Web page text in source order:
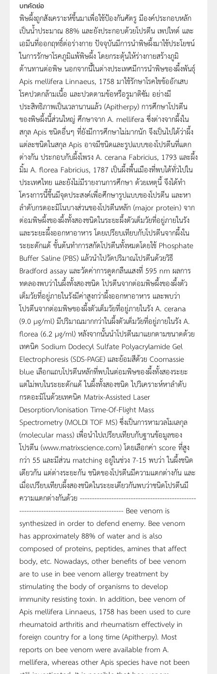
บทคัดย่อ
พิษผึ้งถูกสังเคราะห์ขึ้นมาเพื่อใช้ป้องกันศัตรู มีองค์ประกอบหลัก
เป็นน้ำประมาณ 88% และยังประกอบด้วยโปรตีน เพปไทด์ และ
เอมีนที่ออกฤทธิ์ต่อร่างกาย ปัจจุบันมีการนำพิษผึ้งมาใช้ประโยชน์
ในการรักษาโรคภูมิแพ้พิษผึ้ง โดยกระตุ้นให้ร่างกายสร้างภูมิ
ต้านทานต่อพิษ นอกจากนี้ในต่างประเทศมีการนำพิษของผึ้งพันธุ์
Apis mellifera Linnaeus, 1758 มาใช้รักษาโรคไขข้ออักเสบ
โรคปวดกล้ามเนื้อ และปวดตามข้อหรือรูมาติซัม อย่างมี
ประสิทธิภาพเป็นเวลานานแล้ว (Apitherpy) การศึกษาโปรตีน
ของพิษผึ้งนี้ส่วนใหญ่ ศึกษาจาก A. mellifera ซึ่งต่างจากผึ้งใน
สกุล Apis ชนิดอื่นๆ ที่ยังมีการศึกษาไม่มากนัก จึงเป็นไปได้ว่าผึ้ง
แต่ละชนิดในสกุล Apis อาจมีชนิดและรูปแบบของโปรตีนที่แตก
ต่างกัน ประกอบกับผึ้งโพรง A. cerana Fabricius, 1793 และผึ้ง
มิ้ม A. florea Fabricius, 1787 เป็นผึ้งพื้นเมืองที่พบได้ทั่วไปใน
ประเทศไทย และยังไม่มีรายงานการศึกษา ด้วยเหตุนี้ จึงได้ทำ
โครงการนี้ขึ้นมีจุดประสงค์เพื่อศึกษารูปแบบของโปรตีน และหา
ลำดับกรดอะมิโนบางส่วนของโปรตีนหลัก (major protein) จาก
ต่อมพิษผึ้งของผึ้งทั้งสองชนิดในระยะผึ้งตัวเต็มวัยที่อยู่ภายในรัง
และระยะผึ้งออกหาอาหาร โดยเปรียบเทียบกับโปรตีนจากผึ้งใน
ระยะดักแด้ ขั้นต้นทำการสกัดโปรตีนทั้งหมดโดยใช้ Phosphate
Buffer Saline (PBS) แล้วนำไปวัดปริมาณโปรตีนด้วยวิธี
Bradford assay และวัดค่าการดูดกลืนแสงที่ 595 nm ผลการ
ทดลองพบว่าในผึ้งทั้งสองชนิด โปรตีนจากต่อมพิษผึ้งของผึ้งตัว
เต็มวัยที่อยู่ภายในรังมีค่าสูงกว่าผึ้งออกหาอาหาร และพบว่า
โปรตีนจากต่อมพิษของผึ้งตัวเต็มวัยที่อยู่ภายในรัง A. cerana
(9.0 µg/ml) มีปริมาณมากกว่าในผึ้งตัวเต็มวัยที่อยู่ภายในรัง A.
florea (6.2 µg/ml) หลังจากนั้นนำโปรตีนมาแยกตามขนาดด้วย
เทคนิค Sodium Dodecyl Sulfate Polyacrylamide Gel
Electrophoresis (SDS-PAGE) และย้อมสีด้วย Coomassie
blue เลือกแถบโปรตีนหลักที่พบในต่อมพิษของผึ้งทั้งสองระยะ
แต่ไม่พบในระยะดักแด้ ในผึ้งทั้งสองชนิด ไปวิเคราะห์หาลำดับ
กรดอะมิโนด้วยเทคนิค Matrix-Assisted Laser
Desorption/Ionisation Time-Of-Flight Mass
Spectrometry (MOLDI TOF MS) ซึ่งเป็นการหามวลโมเลกุล
(molecular mass) เพื่อนำไปเปรียบเทียบกับฐานข้อมูลของ
โปรตีน (www.matrixscience.com) โดยเลือกค่า score ที่สูง
กว่า 55 และมีส่วน matching อยู่ในช่วง 7-15 พบว่า ในผึ้งชนิด
เดียวกัน แต่ต่างระยะกัน ชนิดของโปรตีนมีความแตกต่างกัน และ
เมื่อเปรียบเทียบผึ้งสองชนิดในระยะเดียวกันพบว่าชนิดโปรตีนมี
ความแตกต่างกันด้วย ------------------------------------------------
------------------------------------------- Bee venom is
synthesized in order to defend enemy. Bee venom
has approximately 88% of water and is also
composed of proteins, peptides, amines that affect
body, etc. Nowadays, other benefits of bee venom
are to use in bee venom allergy treatment by
stimulating the body of organisms to develop
immunity resisting toxin. In addition, bee venom of
Apis mellifera Linnaeus, 1758 has been used to cure
rheumatoid arthritis and rheumatism effectively in
foreign country for a long time (Apitherpy). Most
reports on bee venom were available from A.
mellifera, whereas other Apis species have not been